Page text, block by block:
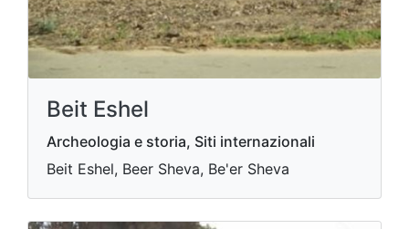
Beit Eshel
Archeologia e storia, Siti internazionali
Beit Eshel, Beer Sheva, Be'er Sheva